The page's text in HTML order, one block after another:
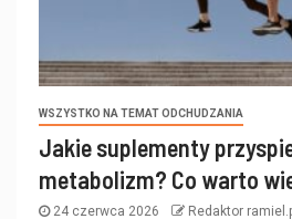
WSZYSTKO NA TEMAT ODCHUDZANIA
Jakie suplementy
metabolizm? Co warto
24 czerwca 2026 Redaktor